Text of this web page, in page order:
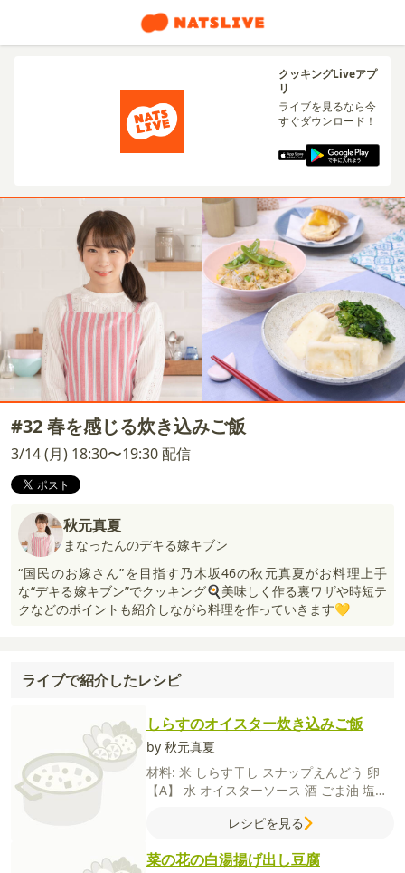
クッキングLiveアプ
リ
ライブを見るなら今
すぐダウンロード！
#32 春を感じる炊き込みご飯
3/14 (月) 18:30〜19:30 配信
秋元真夏
まなったんのデキる嫁キブン
“国民のお嫁さん”を目指す乃木坂46の秋元真夏がお料理上手
な“デキる嫁キブン”でクッキング🍳美味しく作る裏ワザや時短テ
クなどのポイントも紹介しながら料理を作っていきます💛
ライブで紹介したレシピ
しらすのオイスター炊き込みご飯
by 秋元真夏
材料: 米 しらす干し スナップえんどう 卵
【A】 水 オイスターソース 酒 ごま油 塩
レシピを見る
菜の花の白湯揚げ出し豆腐